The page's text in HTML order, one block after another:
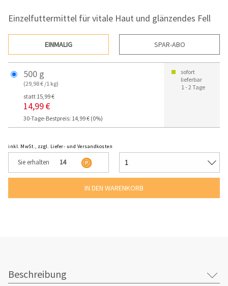
Einzelfuttermittel für vitale Haut und glänzendes Fell
EINMALIG SPAR-ABO
500 g
(29,98 € /1 kg)
statt 15,99 €
14,99 €
30-Tage-Bestpreis: 14,99 € (0%)
sofort
lieferbar
1 - 2 Tage
inkl. MwSt., zzgl. Liefer- und Versandkosten
Sie erhalten 14
Beschreibung